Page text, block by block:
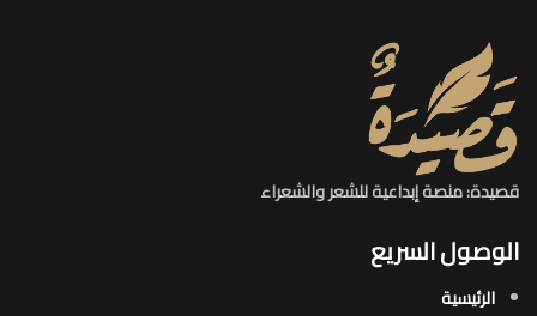
قصيدة: منصة إبداعية للشعر والشعراء
الوصول السريع
الرئيسية